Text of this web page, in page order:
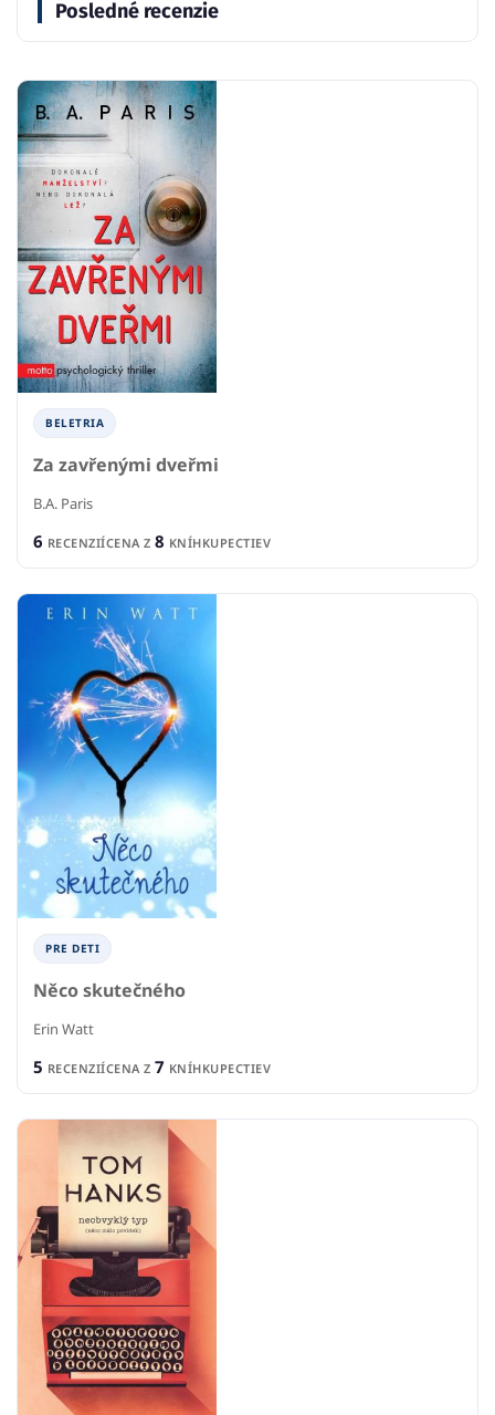
Posledné recenzie
BELETRIA
Za zavřenými dveřmi
B.A. Paris
6 RECENZIÍCENA Z 8 KNÍHKUPECTIEV
PRE DETI
Něco skutečného
Erin Watt
5 RECENZIÍCENA Z 7 KNÍHKUPECTIEV